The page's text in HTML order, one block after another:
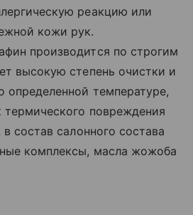
реакцию или
кожи рук.
производится по строгим
высокую степень очистки и
определенной температуре,
термического повреждения
состав салонного состава
комплексы, масла жожоба